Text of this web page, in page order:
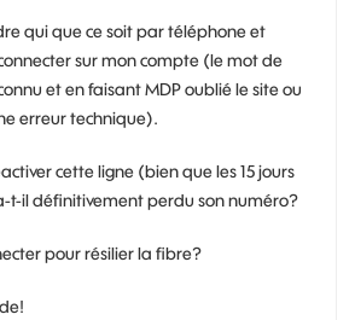
qui que ce soit par téléphone et
sur mon compte (le mot de
et en faisant MDP oublié le site ou
erreur technique).
cette ligne (bien que les 15 jours
t-il définitivement perdu son numéro?
pour résilier la fibre?